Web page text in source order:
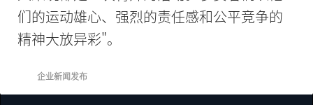
们的运动雄心、强烈的责任感和公平竞争的
精神大放异彩"。
企业新闻发布